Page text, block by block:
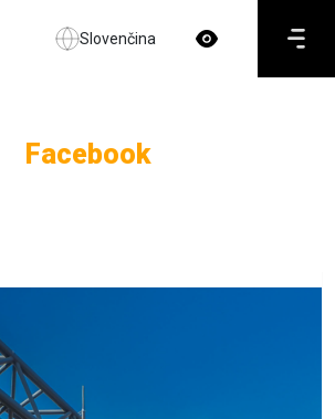
Slovenčina
Facebook